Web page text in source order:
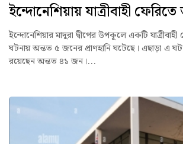
ইন্দোনেশিয়ায় যাত্রীবাহী
ইন্দোনেশিয়ার মাদুরা দ্বীপের উপকূলে একটি যাত্রীবাহী
ঘটনায় অন্তত ৫ জনের প্রাণহানি ঘটেছে। এছাড়া এ
রয়েছেন অন্তত ৪১ জন।...